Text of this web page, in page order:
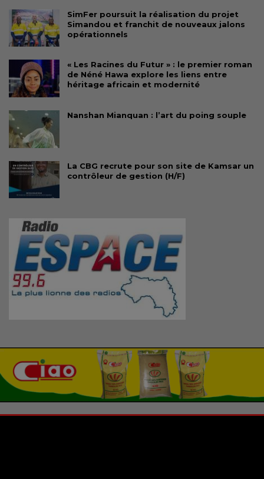
SimFer poursuit la réalisation du projet
Simandou et franchit de nouveaux jalons
opérationnels
« Les Racines du Futur » : le premier roman
de Néné Hawa explore les liens entre
héritage africain et modernité
Nanshan Mianquan : l’art du poing souple
La CBG recrute pour son site de Kamsar un
contrôleur de gestion (H/F)